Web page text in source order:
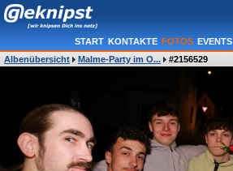
START KONTAKTE FOTOS EVENTS
Albenübersicht
Malme-Party im O... #2156529